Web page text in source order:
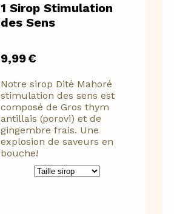
1 Sirop Stimulation
des Sens
9,99€
Notre sirop Dité Mahoré
stimulation des sens est
composé de Gros thym
antillais (porovi) et de
gingembre frais. Une
explosion de saveurs en
bouche!